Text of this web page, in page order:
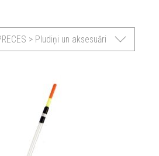
> Pludiņi un aksesuāri